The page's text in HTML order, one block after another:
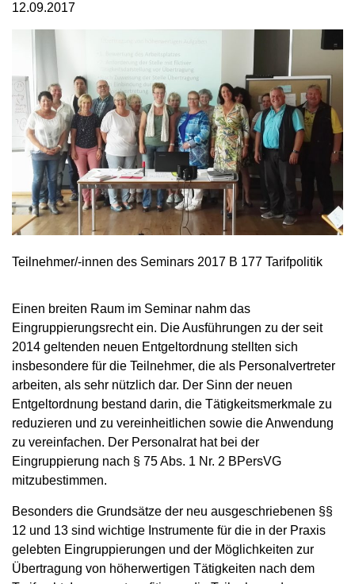
12.09.2017
Teilnehmer/-innen des Seminars 2017 B 177 Tarifpolitik
Einen breiten Raum im Seminar nahm das
Eingruppierungsrecht ein. Die Ausführungen zu der seit
2014 geltenden neuen Entgeltordnung stellten sich
insbesondere für die Teilnehmer, die als Personalvertreter
arbeiten, als sehr nützlich dar. Der Sinn der neuen
Entgeltordnung bestand darin, die Tätigkeitsmerkmale zu
reduzieren und zu vereinheitlichen sowie die Anwendung
zu vereinfachen. Der Personalrat hat bei der
Eingruppierung nach § 75 Abs. 1 Nr. 2 BPersVG
mitzubestimmen.
Besonders die Grundsätze der neu ausgeschriebenen §§
12 und 13 sind wichtige Instrumente für die in der Praxis
gelebten Eingruppierungen und der Möglichkeiten zur
Übertragung von höherwertigen Tätigkeiten nach dem